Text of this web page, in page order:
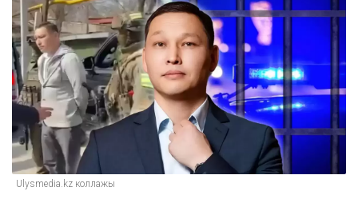
Ulysmedia.kz коллажы